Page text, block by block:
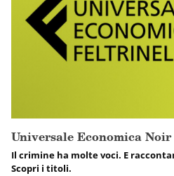
Universale Economica Noir
Il crimine ha molte voci. E
Scopri i titoli.